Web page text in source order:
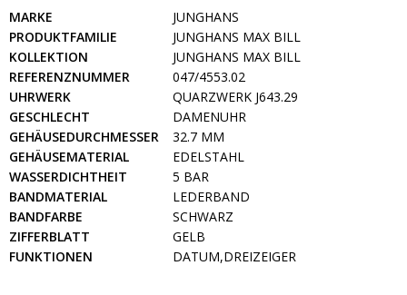
MARKE
JUNGHANS
PRODUKTFAMILIE
JUNGHANS MAX BILL
KOLLEKTION
JUNGHANS MAX BILL
REFERENZNUMMER
047/4553.02
UHRWERK
QUARZWERK J643.29
GESCHLECHT
DAMENUHR
GEHÄUSEDURCHMESSER
32.7 MM
GEHÄUSEMATERIAL
EDELSTAHL
WASSERDICHTHEIT
5 BAR
BANDMATERIAL
LEDERBAND
BANDFARBE
SCHWARZ
ZIFFERBLATT
GELB
FUNKTIONEN
DATUM,DREIZEIGER